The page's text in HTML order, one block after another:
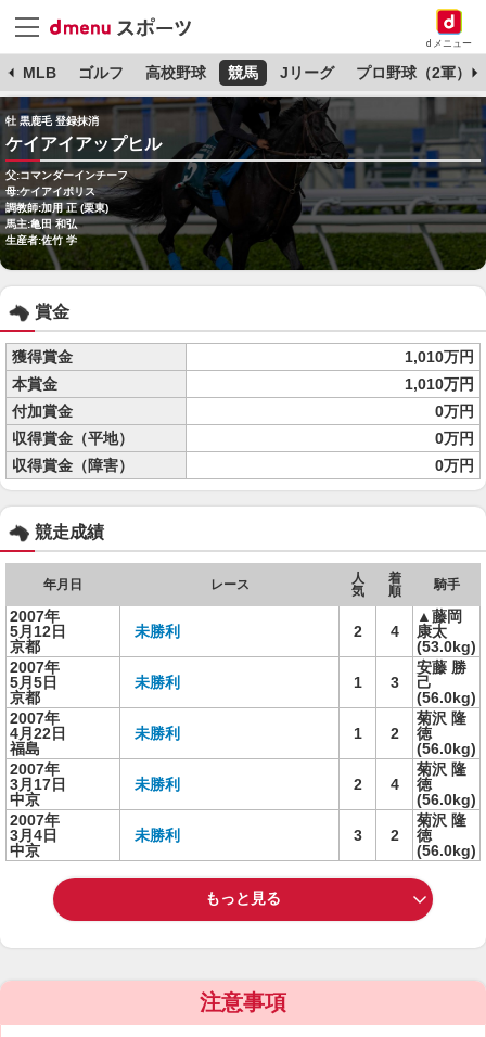
dメニュー
MLB ゴルフ 高校野球 競馬 Jリーグ プロ野球（2軍）
牡 黒鹿毛 登録抹消
ケイアイアップヒル
父:コマンダーインチーフ
母:ケイアイポリス
調教師:加用 正 (栗東)
馬主:亀田 和弘
生産者:佐竹 学
賞金
獲得賞金
1,010万円
本賞金
1,010万円
付加賞金
0万円
収得賞金（平地）
0万円
収得賞金（障害）
0万円
競走成績
年月日 レース
人
気
着
順
騎手
2007年
5月12日
京都
未勝利 2 4
▲藤岡
康太
(53.0kg)
2007年
5月5日
京都
未勝利 1 3
安藤 勝
己
(56.0kg)
2007年
4月22日
福島
未勝利 1 2
菊沢 隆
徳
(56.0kg)
2007年
3月17日
中京
未勝利 2 4
菊沢 隆
徳
(56.0kg)
2007年
3月4日
中京
未勝利 3 2
菊沢 隆
徳
(56.0kg)
もっと見る
注意事項